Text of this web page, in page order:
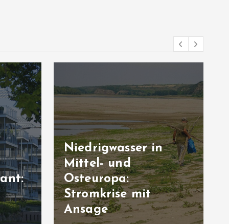
Deutsche Industrie-
und Handelskammer:
Gründen aus
Verzweiflung